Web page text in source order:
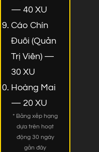
— 40 XU
Cáo Chín
Đuôi (Quản
Trị Viên) —
30 XU
Hoàng Mai
— 20 XU
* Bảng xếp hạng
dựa trên hoạt
động 30 ngày
gần đây